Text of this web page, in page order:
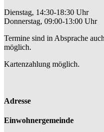
Dienstag, 14:30-18:30 Uhr
Donnerstag, 09:00-13:00 Uhr
Termine sind in Absprache
möglich.
Kartenzahlung möglich.
Adresse
Einwohnergemeinde